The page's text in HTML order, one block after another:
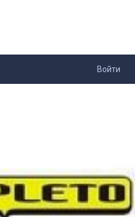
Войти